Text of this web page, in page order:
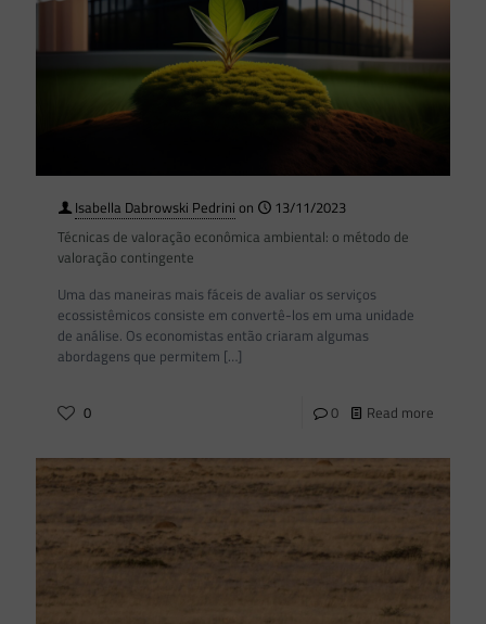
Isabella Dabrowski Pedrini on
13/11/2023
Técnicas de valoração econômica ambiental: o método de
valoração contingente
Uma das maneiras mais fáceis de avaliar os serviços
ecossistêmicos consiste em convertê-los em uma unidade
de análise. Os economistas então criaram algumas
abordagens que permitem […]
0 0 Read more